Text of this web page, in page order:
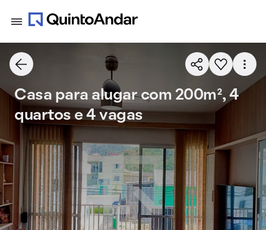
Casa para alugar com 200m², 4
quartos e 4 vagas